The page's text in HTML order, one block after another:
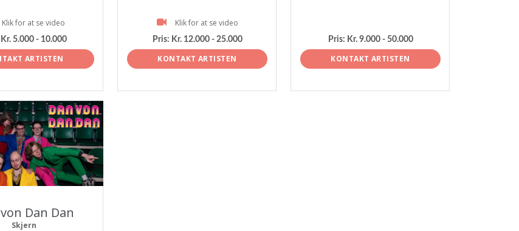
Klik for at se video
Kr. 5.000 - 10.000
ARTISTEN
Klik for at se video
Pris: Kr. 12.000 - 25.000
KONTAKT ARTISTEN
Pris: Kr. 9.000 - 50.000
KONTAKT ARTISTEN
Dan Dan
Skjern